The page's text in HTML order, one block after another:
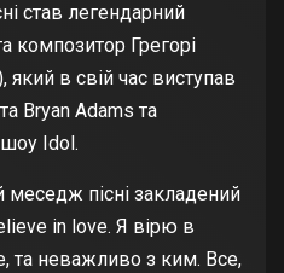
став легендарний
композитор Грегорі
який в свій час виступав
Bryan Adams та
Idol.
меседж пісні закладений
in love. Я вірю в
та неважливо з ким. Все,